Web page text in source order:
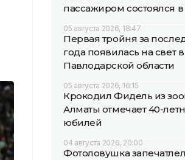
пассажиром состоялся в
05 августа 2026, 18:47
Первая тройня за
года появилась на свет в
Павлодарской области
05 августа 2026, 16:15
Крокодил Фидель из
Алматы отмечает 40-
юбилей
04 августа 2026, 20:00
Фотоловушка